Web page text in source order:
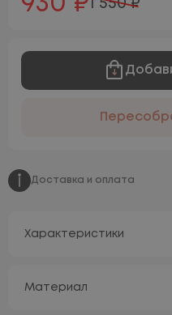
930 ₽1 550 ₽
Доставка и оплата
Характеристики
Материал